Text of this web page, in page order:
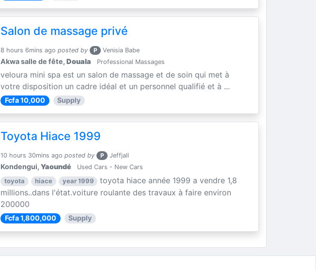
Salon de massage privé
8 hours 6mins ago posted by P Venisia Babe
Akwa salle de fête,Douala Professional Massages
veloura mini spa est un salon de massage et de soin qui met à
votre disposition un cadre idéal et un personnel qualifié et à ...
Fcfa 10,000 Supply
Toyota Hiace 1999
10 hours 30mins ago posted by P Jeffjall
Kondengui,Yaoundé Used Cars - New Cars
toyota hiace year 1999
toyota hiace année 1999 a vendre 1,8
millions..dans l'état.voiture roulante des travaux à faire environ
200000
Fcfa 1,800,000 Supply